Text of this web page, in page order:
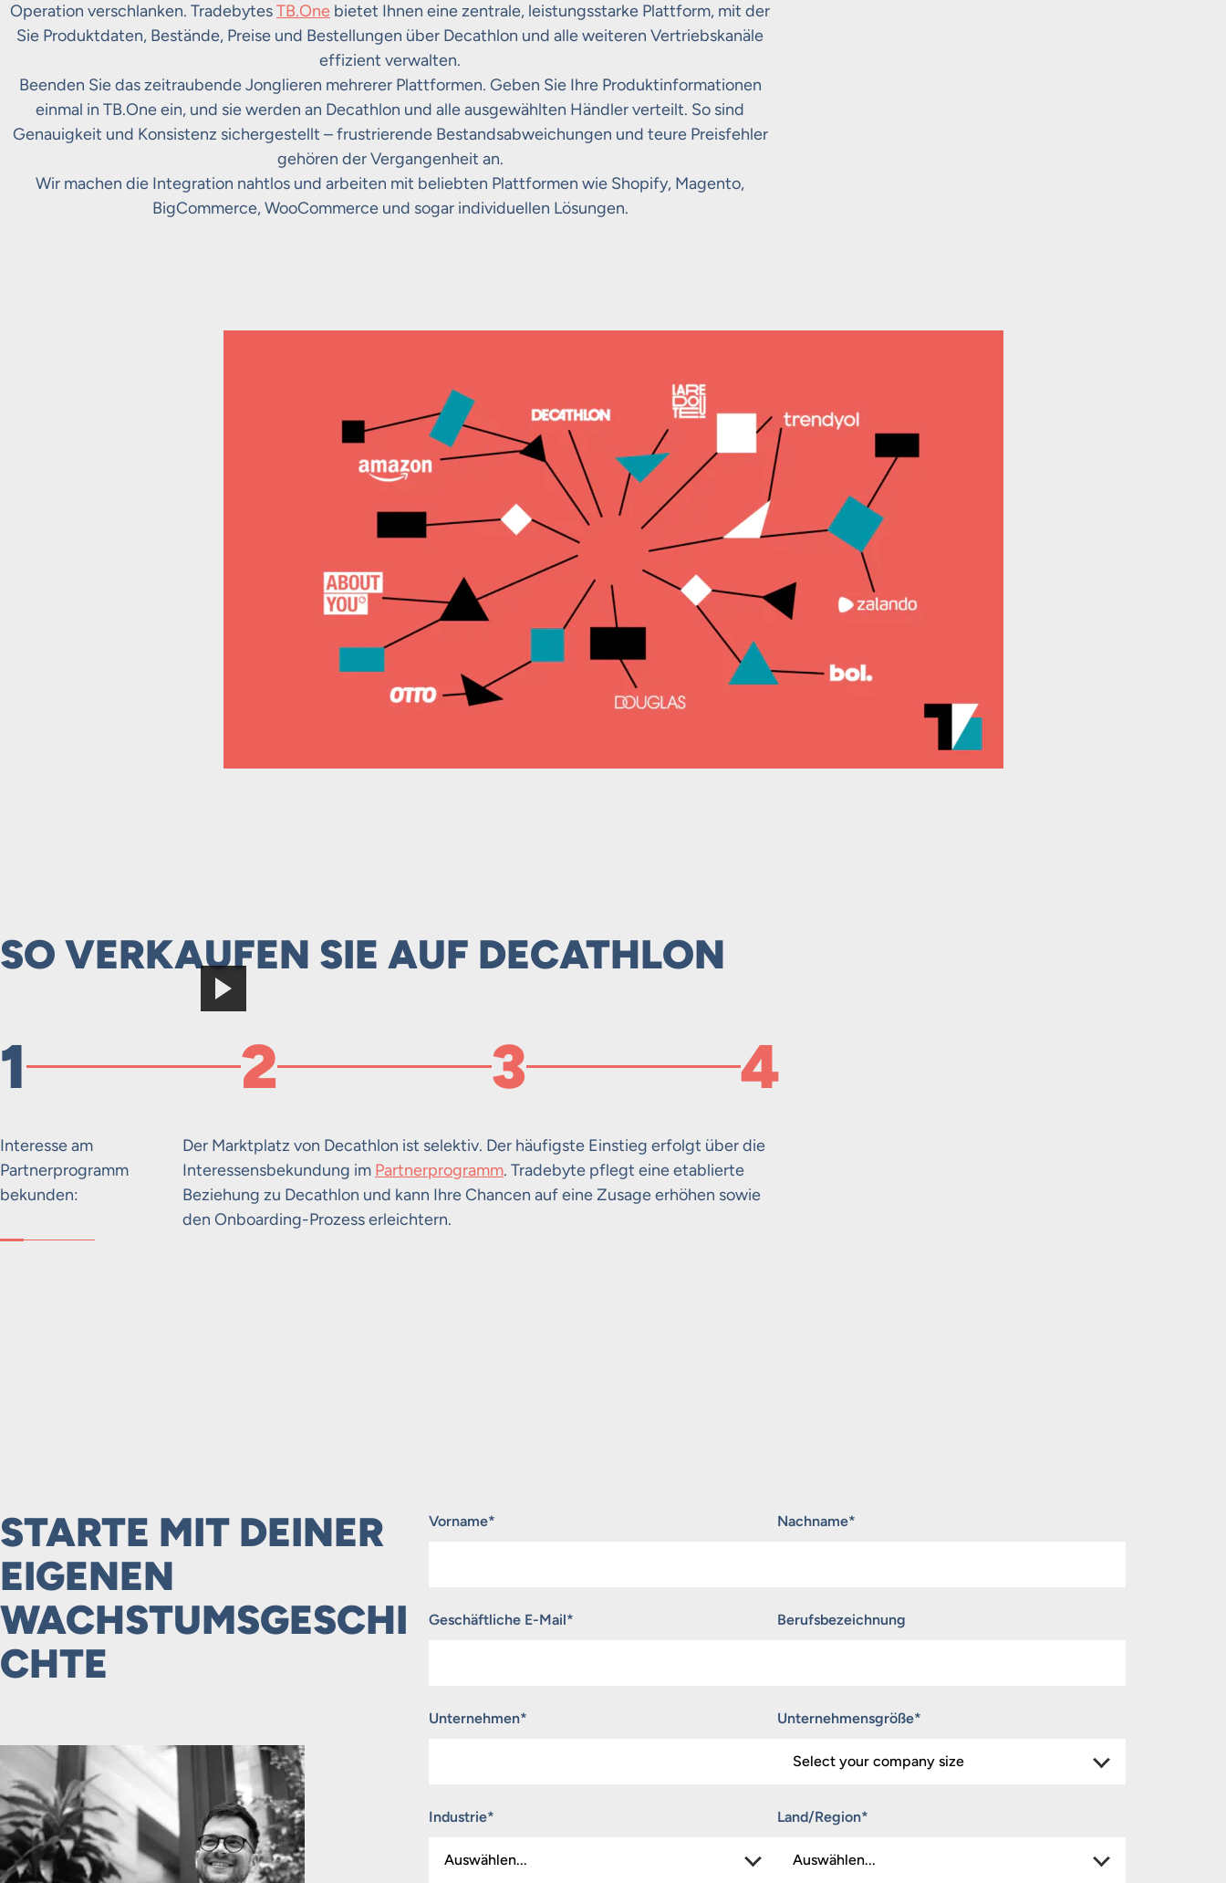
Operation verschlanken. TradebytesTB.One bietet Ihnen eine zentrale, leistungsstarke Plattform, mit der
Sie Produktdaten, Bestände, Preise und Bestellungen über Decathlon und alle weiteren Vertriebskanäle
effizient verwalten.
Beenden Sie das zeitraubende Jonglieren mehrerer Plattformen. Geben Sie Ihre Produktinformationen
einmal in TB.One ein, und sie werden an Decathlon und alle ausgewählten Händler verteilt. So sind
Genauigkeit und Konsistenz sichergestellt – frustrierende Bestandsabweichungen und teure Preisfehler
gehören der Vergangenheit an.
Wir machen die Integration nahtlos und arbeiten mit beliebten Plattformen wie Shopify, Magento,
BigCommerce, WooCommerce und sogar individuellen Lösungen.
SO VERKAUFEN SIE AUF DECATHLON
1 2 3 4
Interesse am
Partnerprogramm
bekunden:
Der Marktplatz von Decathlon ist selektiv. Der häufigste Einstieg erfolgt über die
Interessensbekundung im Partnerprogramm. Tradebyte pflegt eine etablierte
Beziehung zu Decathlon und kann Ihre Chancen auf eine Zusage erhöhen sowie
den Onboarding-Prozess erleichtern.
STARTE MIT DEINER
EIGENEN
WACHSTUMSGESCHI
CHTE
„*“ zeigt erforderliche Felder an
Vorname* Nachname*
Geschäftliche E-Mail* Berufsbezeichnung
Unternehmen* Unternehmensgröße*
Industrie* Land/Region*